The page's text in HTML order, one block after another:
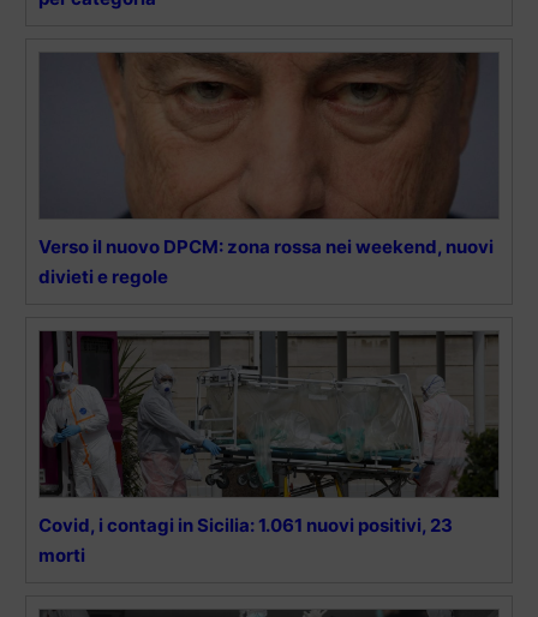
Verso il nuovo DPCM: zona rossa nei weekend, nuovi
divieti e regole
Covid, i contagi in Sicilia: 1.061 nuovi positivi, 23
morti